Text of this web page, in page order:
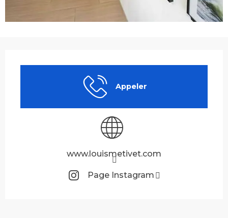
Appeler
www.louismetivet.com
Page Instagram